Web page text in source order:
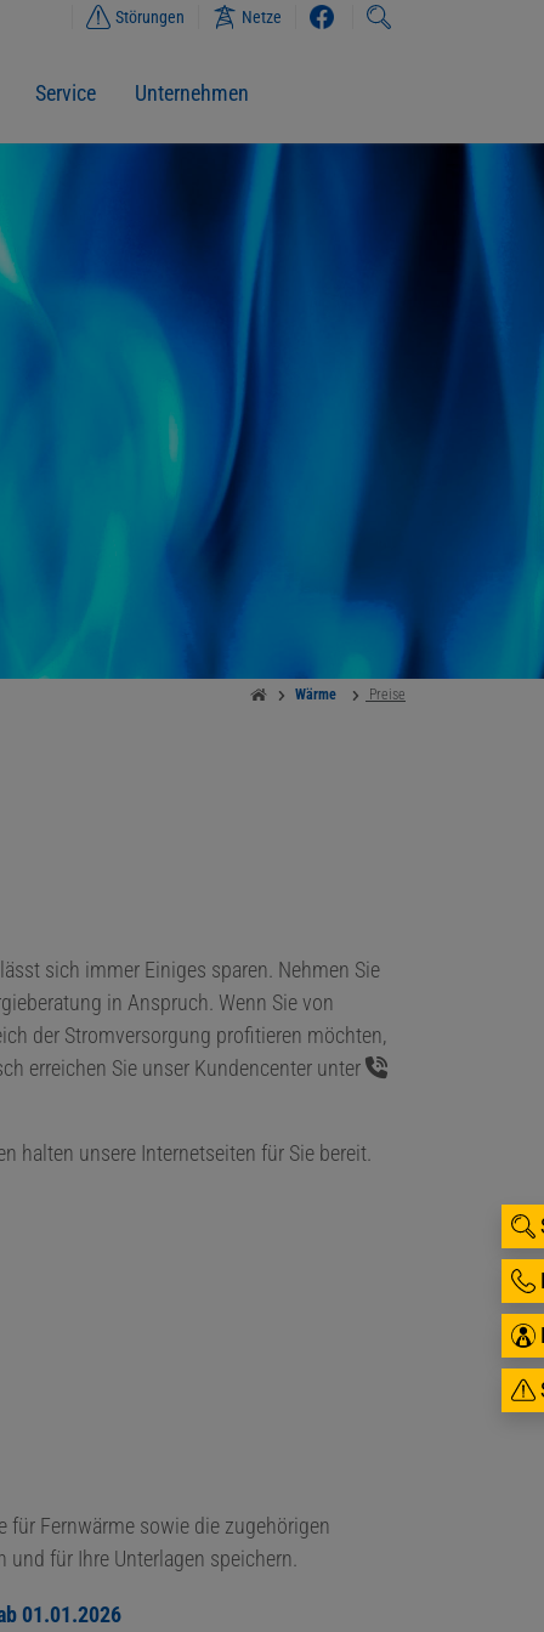
Störungen Netze
Service Unternehmen
Wärme Preise
sich immer Einiges sparen. Nehmen Sie
in Anspruch. Wenn Sie von
der Stromversorgung profitieren möchten,
erreichen Sie unser Kundencenter unter
halten unsere Internetseiten für Sie bereit.
für Fernwärme sowie die zugehörigen
und für Ihre Unterlagen speichern.
01.01.2026